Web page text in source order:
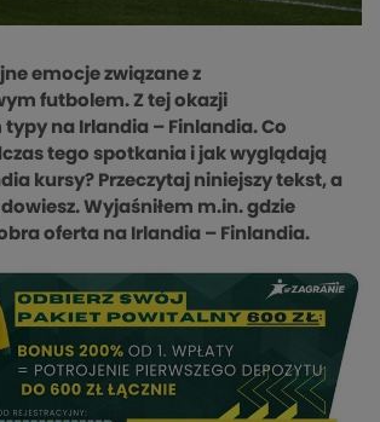
emocje związane z
futbolem. Z tej okazji
na Irlandia – Finlandia. Co
tego spotkania i jak wyglądają
kursy? Przeczytaj niniejszy tekst, a
Wyjaśniłem m.in. gdzie
oferta na Irlandia – Finlandia.